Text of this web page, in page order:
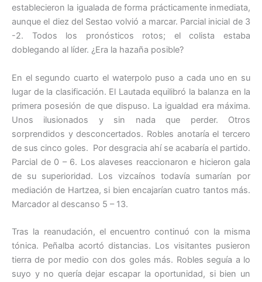
establecieron la igualada de forma prácticamente inmediata,
aunque el diez del Sestao volvió a marcar. Parcial inicial de 3
-2. Todos los pronósticos rotos; el colista estaba
doblegando al líder. ¿Era la hazaña posible?
En el segundo cuarto el waterpolo puso a cada uno en su
lugar de la clasificación. El Lautada equilibró la balanza en la
primera posesión de que dispuso. La igualdad era máxima.
Unos ilusionados y sin nada que perder. Otros
sorprendidos y desconcertados. Robles anotaría el tercero
de sus cinco goles. Por desgracia ahí se acabaría el partido.
Parcial de 0 – 6. Los alaveses reaccionaron e hicieron gala
de su superioridad. Los vizcaínos todavía sumarían por
mediación de Hartzea, si bien encajarían cuatro tantos más.
Marcador al descanso 5 – 13.
Tras la reanudación, el encuentro continuó con la misma
tónica. Peñalba acortó distancias. Los visitantes pusieron
tierra de por medio con dos goles más. Robles seguía a lo
suyo y no quería dejar escapar la oportunidad, si bien un